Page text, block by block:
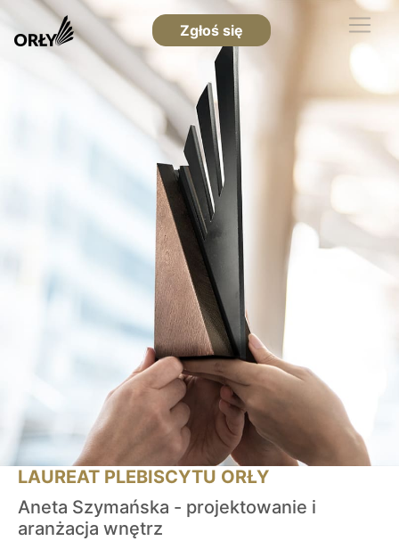
Zgłoś się
LAUREAT PLEBISCYTU ORŁY
Aneta Szymańska - projektowanie i
aranżacja wnętrz